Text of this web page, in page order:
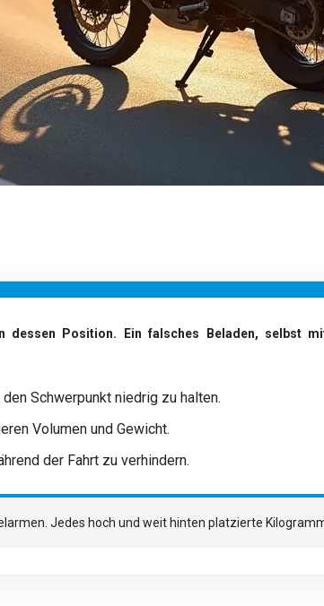
Position. Ein falsches Beladen, selbst
Schwerpunkt niedrig zu halten.
Volumen und Gewicht.
der Fahrt zu verhindern.
Jedes hoch und weit hinten platzierte